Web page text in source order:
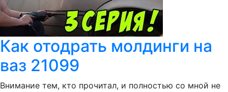
Как отодрать молдинги на
ваз 21099
Внимание тем, кто прочитал, и полностью со мной не